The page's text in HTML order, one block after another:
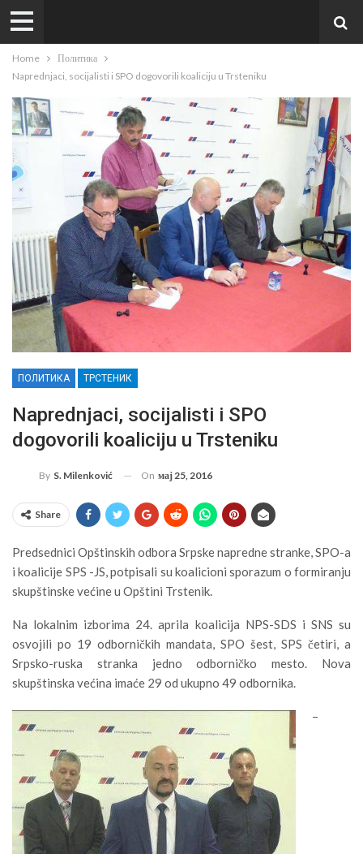
Home
Политика
Naprednjaci, socijalisti i SPO dogovorili koaliciju u Trsteniku
ПОЛИТИКА ТРСТЕНИК
Naprednjaci, socijalisti i SPO
dogovorili koaliciju u Trsteniku
By S. Milenković On мај 25, 2016
Share
Predsednici Opštinskih odbora Srpske napredne stranke, SPO-a
i koalicije SPS -JS, potpisali su koalicioni sporazum o formiranju
skupštinske većine u Opštini Trstenik.
Na lokalnim izborima 24. aprila koalicija NPS-SDS i SNS su
osvojili po 19 odborničkih mandata, SPO šest, SPS četiri, a
Srpsko-ruska stranka jedno odborničko mesto. Nova
skupštinska većina imaće 29 od ukupno 49 odbornika.
–